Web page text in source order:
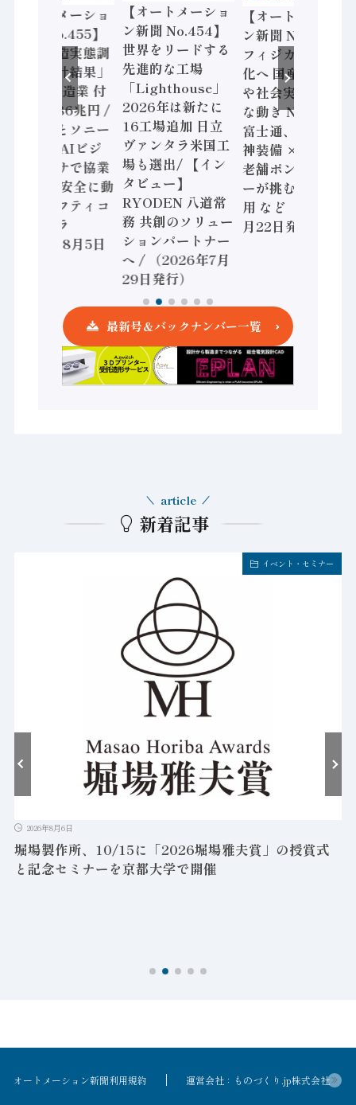
【オートメーショ
ン新聞 No.455】
「経済構造実態調
査二次集計結果」
2024年製造業 付
加価値額86兆円 /
三菱電機とソニー
セミコン AIビジ
ョンセンサで協業
/ IDEC、安全に動
かすセーフティコ
ントローラ
（2026年8月5日
【オートメーショ
ン新聞 No.454】
世界をリードする
先進的な工場
「Lighthouse」
2026年は新たに
16工場追加 日立
ヴァンタラ米国工
場も選出/ 【イン
タビュー】
RYODEN 八道常
務 共創のソリュー
ションパートナー
へ / （2026年7月
29日発行）
【オートメーショ
ン新聞 No.453】
フィジカルAI本格
化へ 国産AI開発
や社会実装に活発
な動き Noetra、
富士通、日立 / 兵
神装備 × HMS、
老舗ポンプメーカ
ーが挑むデータ活
用 など（2026年7
月22日発行）
最新号＆バックナンバー一覧
新着記事
article
イベント・セミナー
2026年8月6日
堀場製作所、10/15に「2026堀場雅夫賞」の授賞式
と記念セミナーを京都大学で開催
オートメーション新聞利用規約 運営会社：ものづくり.jp株式会社